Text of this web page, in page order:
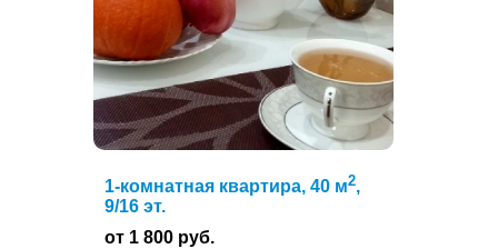
1-комнатная квартира, 40 м2,
9/16 эт.
от 1 800 руб.